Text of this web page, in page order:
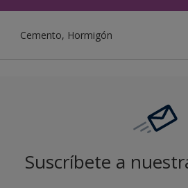
Cemento, Hormigón
Suscríbete a